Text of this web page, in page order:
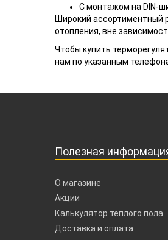
С монтажом на DIN-
Широкий ассортиментный
отопления, вне
Чтобы купить
нам по указанным
Полезная
О магазине
Акции
Калькулятор теплого пола
Доставка и оплата